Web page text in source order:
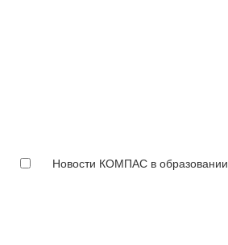
Новости КОМПАС в образовании